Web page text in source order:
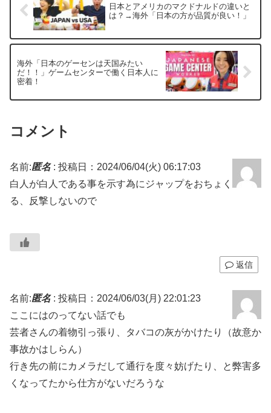
日本とアメリカのマクドナルドの違いと
は？→海外「日本の方が品質が良い！」
海外「日本のゲーセンは天国みたい
だ！！」ゲームセンターで働く日本人に
密着！
コメント
名前:匿名: 投稿日：2024/06/04(火) 06:17:03
白人が白人である事を示す為にジャップをおちょく
る、反撃しないので
返信
名前:匿名: 投稿日：2024/06/03(月) 22:01:23
ここにはのってない話でも
芸者さんの着物引っ張り、タバコの灰がかけたり（故意か
事故かはしらん）
行き先の前にカメラだして通行を度々妨げたり、と弊害多
くなってたから仕方がないだろうな